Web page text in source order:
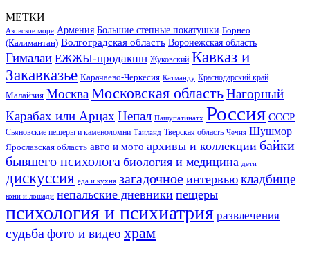
МЕТКИ
Азовское море Армения Большие степные покатушки Борнео
(Калимантан) Волгоградская область Воронежская область
Гималаи ЕЖЖЫ-продакшн Жуковский Кавказ и
Закавказье Карачаево-Черкесия Катманду Краснодарский край
Малайзия МоскваМосковская областьНагорный
Карабах или Арцах Непал Пашупатинатх Россия СССР
Сьяновские пещеры и каменоломни Таиланд Тверская область Чечня Шушмор
Ярославская область авто и мото архивы и коллекции байки
бывшего психолога биология и медицина дети
дискуссия еда и кухня загадочное интервью кладбище
кони и лошади непальские дневники пещеры
психология и психиатрия развлечения
судьба фото и видео храм